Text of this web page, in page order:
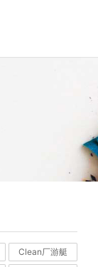
Clean厂游艇